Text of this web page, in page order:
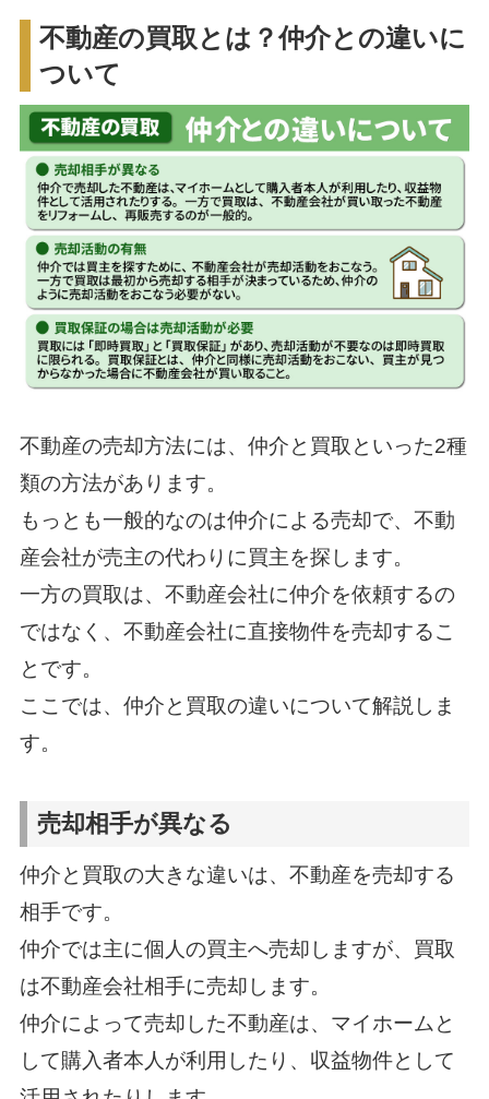
不動産の買取とは？仲介との違いに
ついて
不動産の売却方法には、仲介と買取といった2種
類の方法があります。
もっとも一般的なのは仲介による売却で、不動
産会社が売主の代わりに買主を探します。
一方の買取は、不動産会社に仲介を依頼するの
ではなく、不動産会社に直接物件を売却するこ
とです。
ここでは、仲介と買取の違いについて解説しま
す。
売却相手が異なる
仲介と買取の大きな違いは、不動産を売却する
相手です。
仲介では主に個人の買主へ売却しますが、買取
は不動産会社相手に売却します。
仲介によって売却した不動産は、マイホームと
して購入者本人が利用したり、収益物件として